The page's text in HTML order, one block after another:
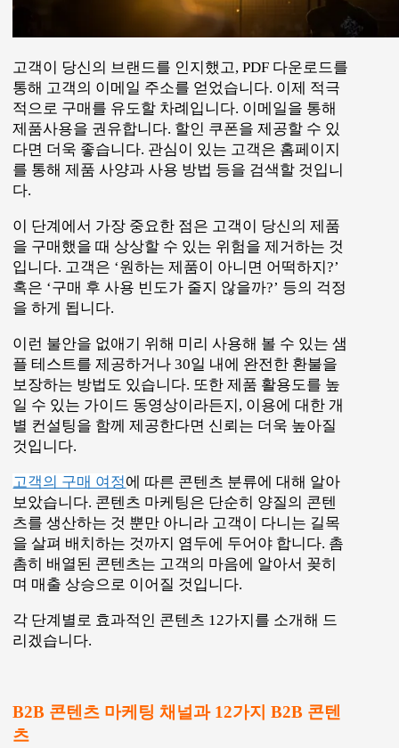
보장하는 방법도 있습니다. 또한 제품 활용도를 높
일 수 있는 가이드 동영상이라든지, 이용에 대한 개
것입니다.
고객의 구매 여정 에 따른 콘텐츠 분류에 대해 알아
보았습니다. 콘텐츠 마케팅은 단순히 양질의 콘텐
츠를 생산하는 것 뿐만 아니라 고객이 다니는 길목
을 살펴 배치하는 것까지 염두에 두어야 합니다. 촘
촘히 배열된 콘텐츠는 고객의 마음에 알아서 꽂히
각 단계별로 효과적인 콘텐츠 12가지를 소개해 드
리겠습니다.
B2B 콘텐츠 마케팅 채널과 12가지 B2B 콘텐
츠
세일즈 퍼넬( Sales Funnel ) : 웹사이트의 단순
방문객을 뉴스레터 구독 등 일정한 수준의 관심
을 보이는 ‘잠재고객’, 향후 몇 개월 이내에 뭔
가 구입할 만한 준비가 된 ‘예상고객’, 당장 구
매할 의사가 있는 ‘기회고객’으로 구분하고 이
들을 최종적으로 구매하는 ‘진짜’ 고객으로 바
꾸는 과정.